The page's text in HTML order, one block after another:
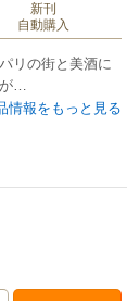
新刊
自動購入
リの街と美酒に
が…
情報をもっと見る